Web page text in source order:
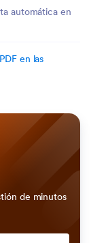
automática en
en las
de minutos